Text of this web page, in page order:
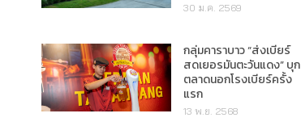
30 ม.ค. 2569
กลุ่มคาราบาว “ส่งเบียร์
สดเยอรมันตะวันแดง” บุก
ตลาดนอกโรงเบียร์ครั้ง
แรก
13 พ.ย. 2568